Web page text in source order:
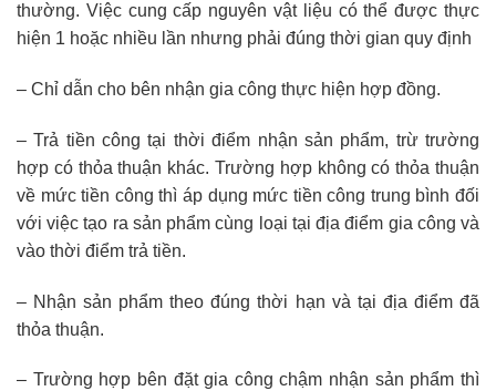
thường. Việc cung cấp nguyên vật liệu có thể được thực
hiện 1 hoặc nhiều lần nhưng phải đúng thời gian quy định
– Chỉ dẫn cho bên nhận gia công thực hiện hợp đồng.
– Trả tiền công tại thời điểm nhận sản phẩm, trừ trường
hợp có thỏa thuận khác. Trường hợp không có thỏa thuận
về mức tiền công thì áp dụng mức tiền công trung bình đối
với việc tạo ra sản phẩm cùng loại tại địa điểm gia công và
vào thời điểm trả tiền.
– Nhận sản phẩm theo đúng thời hạn và tại địa điểm đã
thỏa thuận.
– Trường hợp bên đặt gia công chậm nhận sản phẩm thì